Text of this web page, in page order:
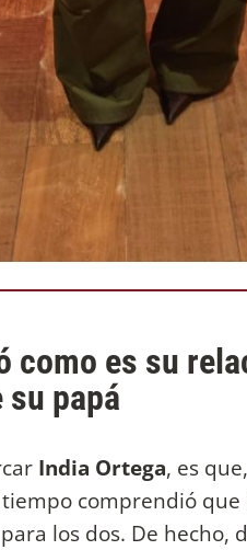
como es su
papá
India Ortega, es
comprendió que
los dos. De hecho,